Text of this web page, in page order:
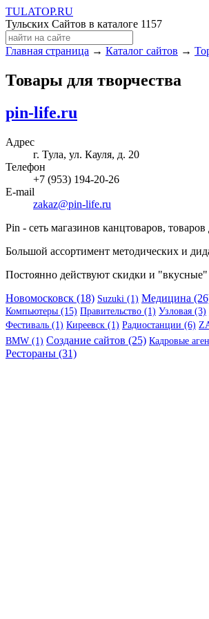
TULATOP.RU
Тульских Сайтов в каталоге 1157
Главная страница → Каталог сайтов →
Товары для творчества
pin-life.ru
Адрес
г. Тула, ул. Кауля, д. 20
Телефон
+7 (953) 194-20-26
E-mail
zakaz@pin-life.ru
Pin - сеть магазинов канцтоваров,
Большой ассортимент методических и
Постоянно действуют скидки и
Новомосковск (18) Suzuki (1) Медицина
Компьютеры (15) Правительство (1) Узловая (3)
Фестиваль (1) Киреевск (1) Радиостанции (6)
BMW (1) Создание сайтов (25) Кадровые
Рестораны (31)